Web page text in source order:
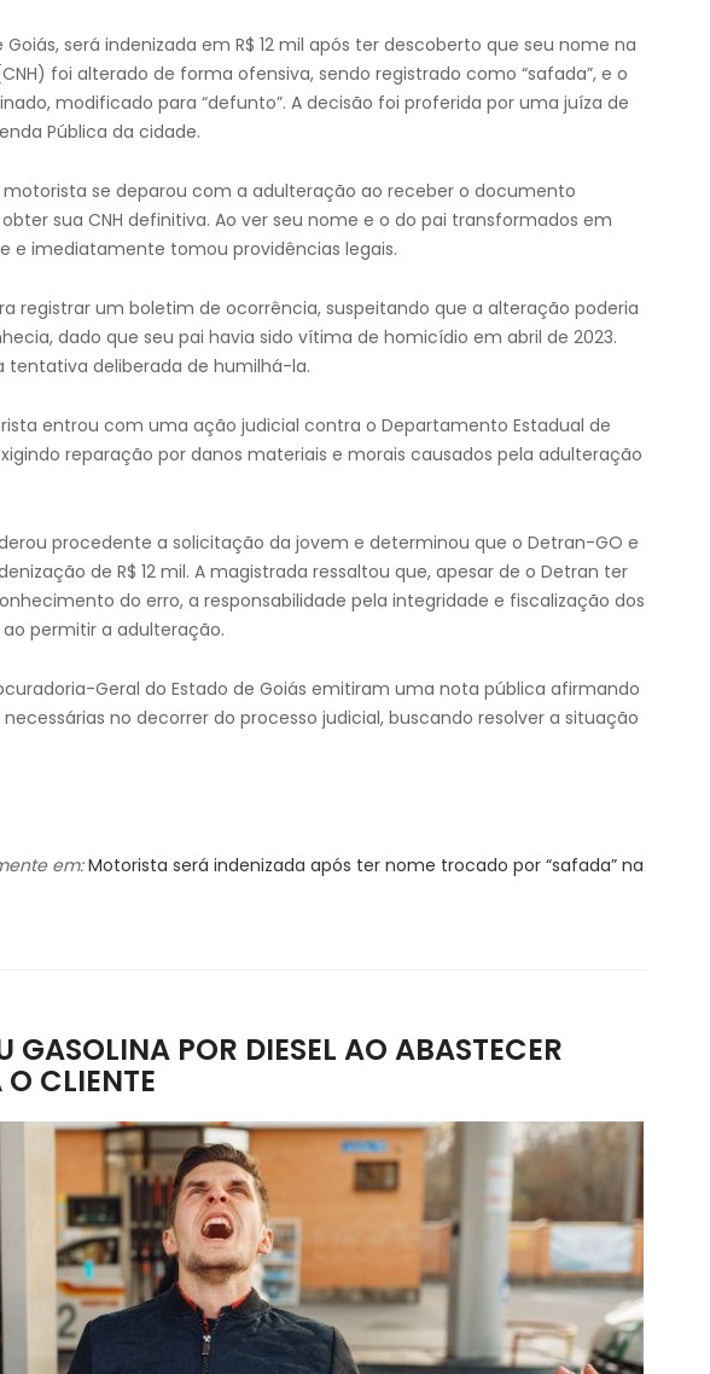
será indenizada em R$ 12 mil após ter descoberto que seu nome na
foi alterado de forma ofensiva, sendo registrado como “safada”, e o
modificado para “defunto”. A decisão foi proferida por uma juíza de
Pública da cidade.
motorista se deparou com a adulteração ao receber o documento
sua CNH definitiva. Ao ver seu nome e o do pai transformados em
e imediatamente tomou providências legais.
registrar um boletim de ocorrência, suspeitando que a alteração poderia
dado que seu pai havia sido vítima de homicídio em abril de 2023.
tentativa deliberada de humilhá-la.
entrou com uma ação judicial contra o Departamento Estadual de
reparação por danos materiais e morais causados pela adulteração
procedente a solicitação da jovem e determinou que o Detran-GO e
de R$ 12 mil. A magistrada ressaltou que, apesar de o Detran ter
do erro, a responsabilidade pela integridade e fiscalização dos
permitir a adulteração.
Geral do Estado de Goiás emitiram uma nota pública afirmando
no decorrer do processo judicial, buscando resolver a situação
em: Motorista será indenizada após ter nome trocado por “safada” na
GASOLINA POR DIESEL AO ABASTECER
CLIENTE